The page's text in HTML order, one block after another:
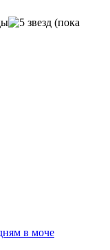
(пока
в моче